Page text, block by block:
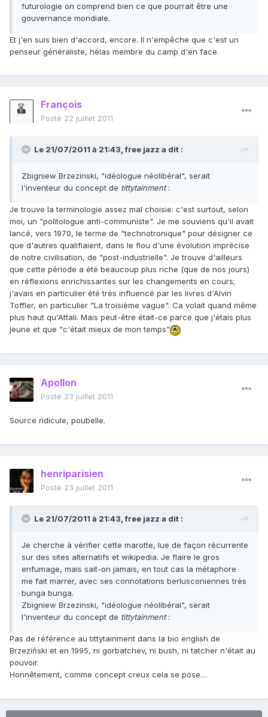
futurologie on comprend bien ce que pourrait être une
gouvernance mondiale.
Et j'en suis bien d'accord, encore. Il n'empêche que c'est un
penseur généraliste, hélas membre du camp d'en face.
François
Posté 22 juillet 2011
Le 21/07/2011 à 21:43, free jazz a dit :
Zbigniew Brzezinski, "idéologue néolibéral", serait
l'inventeur du concept de tittytainment:
Je trouve la terminologie assez mal choisie: c'est surtout, selon
moi, un "politologue anti-communiste". Je me souviens qu'il avait
lancé, vers 1970, le terme de "technotronique" pour désigner ce
que d'autres qualifiaient, dans le flou d'une évolution imprécise
de notre civilisation, de "post-industrielle". Je trouve d'ailleurs
que cette période a été beaucoup plus riche (que de nos jours)
en réflexions enrichissantes sur les changements en cours;
j'avais en particulier été très influencé par les livres d'Alvin
Toffler, en particulier "La troisième vague". Ca volait quand même
plus haut qu'Attali. Mais peut-être était-ce parce que j'étais plus
jeune et que "c'était mieux de mon temps"
Apollon
Posté 23 juillet 2011
Source ridicule, poubelle.
henriparisien
Posté 23 juillet 2011
Le 21/07/2011 à 21:43, free jazz a dit :
Je cherche à vérifier cette marotte, lue de façon récurrente
sur des sites alternatifs et wikipedia. Je flaire le gros
enfumage, mais sait-on jamais, en tout cas la métaphore
me fait marrer, avec ses connotations berlusconiennes très
bunga bunga.
Zbigniew Brzezinski, "idéologue néolibéral", serait
l'inventeur du concept de tittytainment:
Pas de référence au tittytainment dans la bio english de
Brzeziński et en 1995, ni gorbatchev, ni bush, ni tatcher n'était au
pouvoir.
Honnêtement, comme concept creux cela se pose…